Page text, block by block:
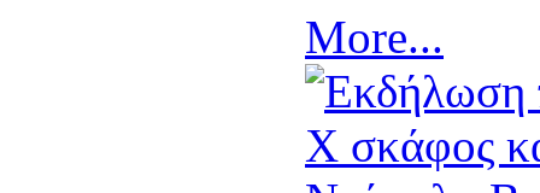
More...